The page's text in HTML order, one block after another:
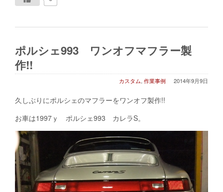
ポルシェ993 ワンオフマフラー製
作!!
2014年9月9日
カスタム, 作業事例
久しぶりにポルシェのマフラーをワンオフ製作!!
お車は1997ｙ ポルシェ993 カレラS。